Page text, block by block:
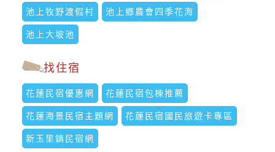
池上牧野渡假村 池上鄉農會四季花海
池上大坡池
找住宿
花蓮民宿優惠網 花蓮民宿包棟推薦
花蓮海景民宿主題網 花蓮民宿國民旅遊卡專區
新玉里鎮民宿網